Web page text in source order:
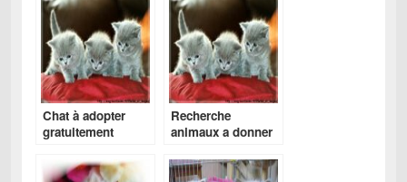
Chat à adopter
gratuitement
Recherche
animaux a donner